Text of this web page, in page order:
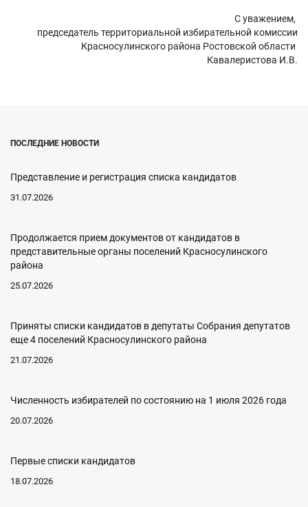
С уважением,
председатель территориальной избирательной комиссии
Красносулинского района Ростовской области
Кавалеристова И.В.
ПОСЛЕДНИЕ НОВОСТИ
Представление и регистрация списка кандидатов
31.07.2026
Продолжается прием документов от кандидатов в
представительные органы поселений Красносулинского
района
25.07.2026
Приняты списки кандидатов в депутаты Собрания депутатов
еще 4 поселений Красносулинского района
21.07.2026
Численность избирателей по состоянию на 1 июля 2026 года
20.07.2026
Первые списки кандидатов
18.07.2026